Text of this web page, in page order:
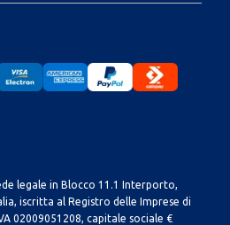
legale in Blocco 11.1 Interporto,
iscritta al Registro delle Imprese di
02009051208, capitale sociale €